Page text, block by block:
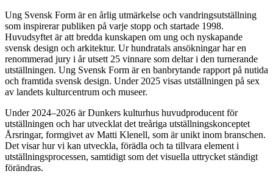
Ung Svensk Form är en årlig utmärkelse och vandringsutställning
som inspirerar publiken på varje stopp och startade 1998.
Huvudsyftet är att bredda kunskapen om ung och nyskapande
svensk design och arkitektur. Ur hundratals ansökningar har en
renommerad jury i år utsett 25 vinnare som deltar i den turnerande
utställningen. Ung Svensk Form är en banbrytande rapport på nutida
och framtida svensk design. Under 2025 visas utställningen på sex
av landets kulturcentrum och museer.
Under 2024–2026 är Dunkers kulturhus huvudproducent för
utställningen och har utvecklat det treåriga utställningskonceptet
Årsringar, formgivet av Matti Klenell, som är unikt inom branschen.
Det visar hur vi kan utveckla, förädla och ta tillvara element i
utställningsprocessen, samtidigt som det visuella uttrycket ständigt
förändras.